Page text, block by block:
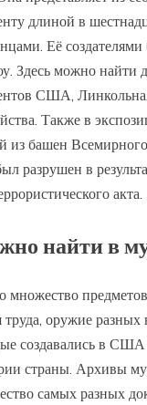
длиной в
Её
Здесь можно найти
США,
Также в
из башен
разрушен в
акта.
найти в
множество
труда, оружие разных
создавались в
страны. Архивы
самых разных